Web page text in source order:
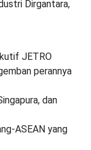
Dirgantara,
JETRO
perannya
dan
ASEAN yang